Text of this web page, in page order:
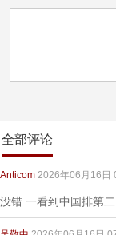
全部评论
Anticom 2026年06月16日
没错 一看到中国排第